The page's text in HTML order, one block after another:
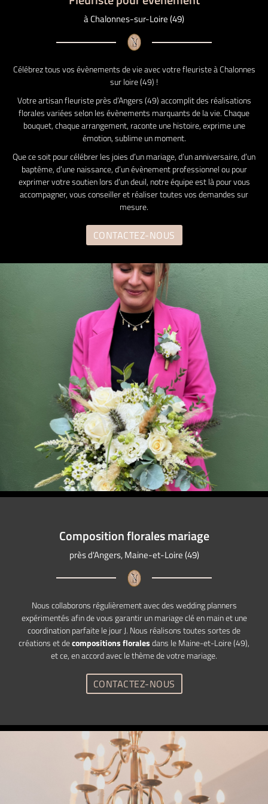
l'adresse email indiqué ci-dessus. Vous pouvez vous désinscrire à tout moment en
Inscription
à Chalonnes-sur-Loire (49)
Célébrez tous vos évènements de vie avec votre fleuriste à Chalonnes
sur loire (49) !
Votre artisan fleuriste près d’Angers (49) accomplit des réalisations
florales variées selon les évènements marquants de la vie. Chaque
bouquet, chaque arrangement, raconte une histoire, exprime une
émotion, sublime un moment.
Que ce soit pour célébrer les joies d’un mariage, d’un anniversaire, d’un
baptême, d’une naissance, d’un évènement professionnel ou pour
exprimer votre soutien lors d’un deuil, notre équipe est là pour vous
accompagner, vous conseiller et réaliser toutes vos demandes sur
mesure.
CONTACTEZ-NOUS
Composition florales mariage
près d'Angers, Maine-et-Loire (49)
Nous collaborons régulièrement avec des wedding planners
expérimentés afin de vous garantir un mariage clé en main et une
coordination parfaite le jour J. Nous réalisons toutes sortes de
créations et decompositions floralesdans le Maine-et-Loire (49),
et ce, en accord avec le thème de votre mariage.
CONTACTEZ-NOUS